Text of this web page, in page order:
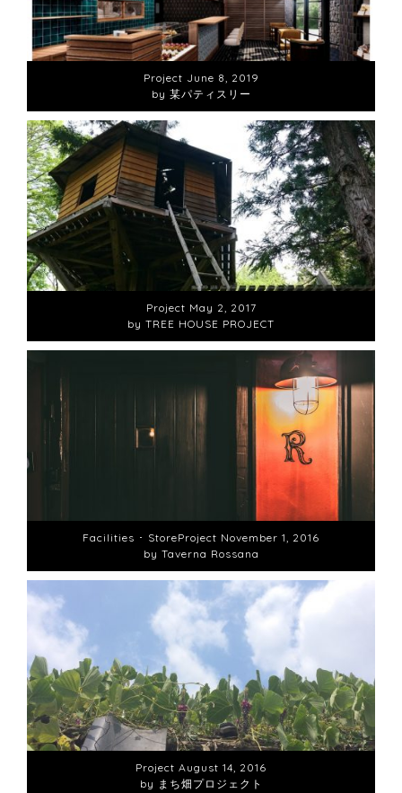
Project June 8, 2019
by 某パティスリー
Project May 2, 2017
by TREE HOUSE PROJECT
Facilities ･ StoreProject November 1, 2016
by Taverna Rossana
Project August 14, 2016
by まち畑プロジェクト